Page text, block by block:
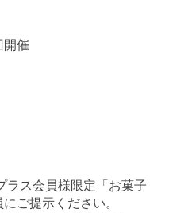
催
ラス会員様限定「お菓子
ご提示ください。